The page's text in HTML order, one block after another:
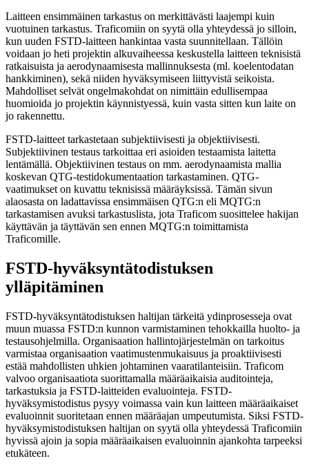
Laitteen ensimmäinen tarkastus on merkittävästi laajempi kuin
vuotuinen tarkastus. Traficomiin on syytä olla yhteydessä jo silloin,
kun uuden FSTD-laitteen hankintaa vasta suunnitellaan. Tällöin
voidaan jo heti projektin alkuvaiheessa keskustella laitteen teknisistä
ratkaisuista ja aerodynaamisesta mallinnuksesta (ml. koelentodatan
hankkiminen), sekä niiden hyväksymiseen liittyvistä seikoista.
Mahdolliset selvät ongelmakohdat on nimittäin edullisempaa
huomioida jo projektin käynnistyessä, kuin vasta sitten kun laite on
jo rakennettu.
FSTD-laitteet tarkastetaan subjektiivisesti ja objektiivisesti.
Subjektiivinen testaus tarkoittaa eri asioiden testaamista laitetta
lentämällä. Objektiivinen testaus on mm. aerodynaamista mallia
koskevan QTG-testidokumentaation tarkastaminen. QTG-
vaatimukset on kuvattu teknisissä määräyksissä. Tämän sivun
alaosasta on ladattavissa ensimmäisen QTG:n eli MQTG:n
tarkastamisen avuksi tarkastuslista, jota Traficom suosittelee hakijan
käyttävän ja täyttävän sen ennen MQTG:n toimittamista
Traficomille.
FSTD-hyväksyntätodistuksen
ylläpitäminen
FSTD-hyväksyntätodistuksen haltijan tärkeitä ydinprosesseja ovat
muun muassa FSTD:n kunnon varmistaminen tehokkailla huolto- ja
testausohjelmilla. Organisaation hallintojärjestelmän on tarkoitus
varmistaa organisaation vaatimustenmukaisuus ja proaktiivisesti
estää mahdollisten uhkien johtaminen vaaratilanteisiin. Traficom
valvoo organisaatiota suorittamalla määräaikaisia auditointeja,
tarkastuksia ja FSTD-laitteiden evaluointeja. FSTD-
hyväksymistodistus pysyy voimassa vain kun laitteen määräaikaiset
evaluoinnit suoritetaan ennen määräajan umpeutumista. Siksi FSTD-
hyväksymistodistuksen haltijan on syytä olla yhteydessä Traficomiin
hyvissä ajoin ja sopia määräaikaisen evaluoinnin ajankohta tarpeeksi
etukäteen.